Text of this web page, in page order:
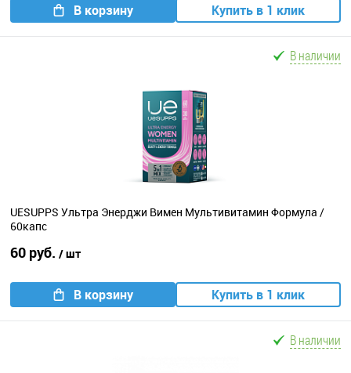
В корзину Купить в 1 клик
В наличии
UESUPPS Ультра Энерджи Вимен Мультивитамин Формула /
60капс
60 руб. / шт
В корзину Купить в 1 клик
В наличии